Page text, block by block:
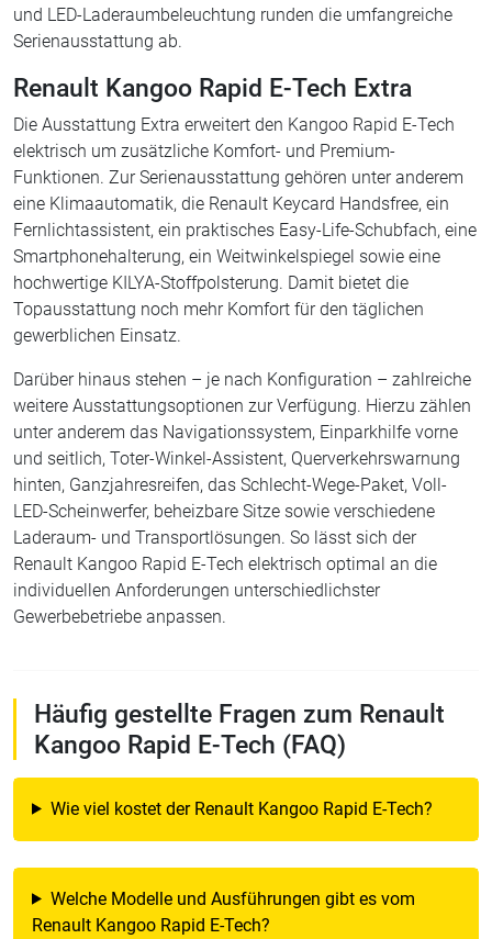
und LED-Laderaumbeleuchtung runden die umfangreiche
Serienausstattung ab.
Renault Kangoo Rapid E-Tech Extra
Die Ausstattung Extra erweitert den Kangoo Rapid E-Tech
elektrisch um zusätzliche Komfort- und Premium-
Funktionen. Zur Serienausstattung gehören unter anderem
eine Klimaautomatik, die Renault Keycard Handsfree, ein
Fernlichtassistent, ein praktisches Easy-Life-Schubfach, eine
Smartphonehalterung, ein Weitwinkelspiegel sowie eine
hochwertige KILYA-Stoffpolsterung. Damit bietet die
Topausstattung noch mehr Komfort für den täglichen
gewerblichen Einsatz.
Darüber hinaus stehen – je nach Konfiguration – zahlreiche
weitere Ausstattungsoptionen zur Verfügung. Hierzu zählen
unter anderem das Navigationssystem, Einparkhilfe vorne
und seitlich, Toter-Winkel-Assistent, Querverkehrswarnung
hinten, Ganzjahresreifen, das Schlecht-Wege-Paket, Voll-
LED-Scheinwerfer, beheizbare Sitze sowie verschiedene
Laderaum- und Transportlösungen. So lässt sich der
Renault Kangoo Rapid E-Tech elektrisch optimal an die
individuellen Anforderungen unterschiedlichster
Gewerbebetriebe anpassen.
Häufig gestellte Fragen zum Renault
Kangoo Rapid E-Tech (FAQ)
Wie viel kostet der Renault Kangoo Rapid E-Tech?
Welche Modelle und Ausführungen gibt es vom
Renault Kangoo Rapid E-Tech?